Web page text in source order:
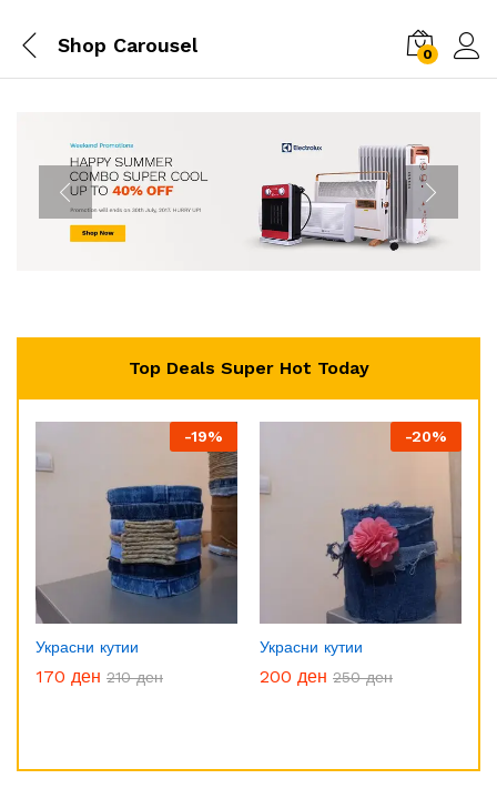
Shop Carousel 0
Top Deals Super Hot Today
-19%
Украсни кутии
170 ден 210ден
-20%
Украсни кутии
200 ден 250ден